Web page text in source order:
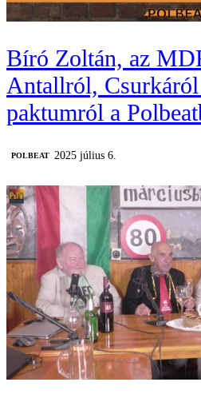
Bíró Zoltán, az
Antallról,
paktumról a
‎POLBEAT 2025 július 6.